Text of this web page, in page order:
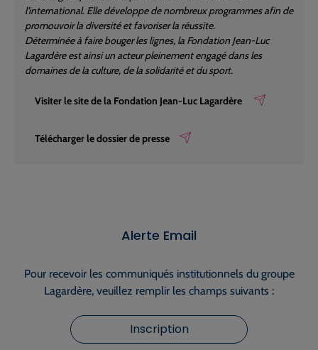
l'international. Elle développe de nombreux programmes afin de
promouvoir la diversité et favoriser la réussite.
Déterminée à faire bouger les lignes, la Fondation Jean-Luc
Lagardère est ainsi un acteur pleinement engagé dans les
domaines de la culture, de la solidarité et du sport.
Visiter le site de la Fondation Jean-Luc Lagardère
Télécharger le dossier de presse
Alerte Email
Pour recevoir les communiqués institutionnels du groupe
Lagardère, veuillez remplir les champs suivants :
Inscription